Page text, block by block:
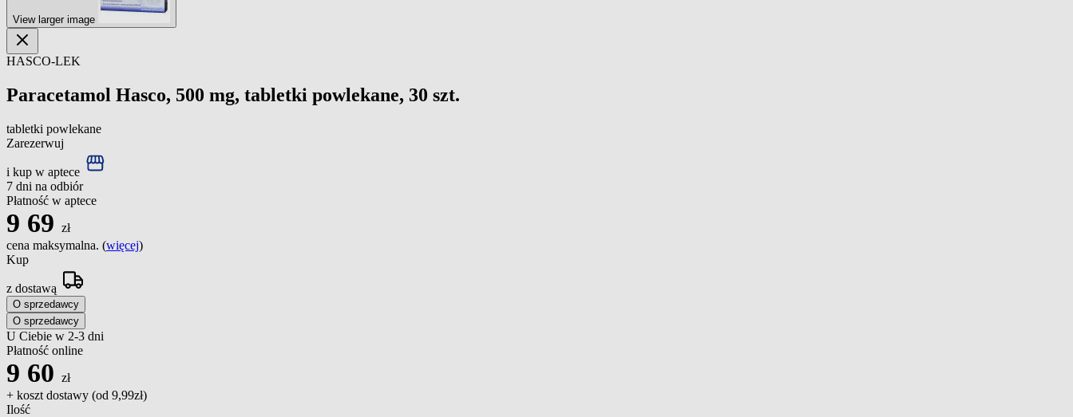
View larger image
HASCO-LEK
Paracetamol Hasco, 500 mg, tabletki powlekane, 30 szt.
tabletki powlekane
Zarezerwuj
i kup w aptece
7 dni na odbiór
Płatność w aptece
9 69 zł
cena maksymalna. (więcej)
Kup
z dostawą
O sprzedawcy
O sprzedawcy
U Ciebie w 2-3 dni
Płatność online
9 60 zł
+ koszt dostawy (od 9,99zł)
Ilość